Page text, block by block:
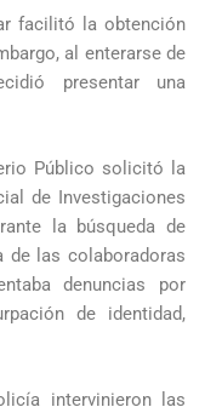
facilitó la obtención
al enterarse de
presentar una
Público solicitó la
de Investigaciones
la búsqueda de
de las colaboradoras
denuncias por
de identidad,
intervinieron las